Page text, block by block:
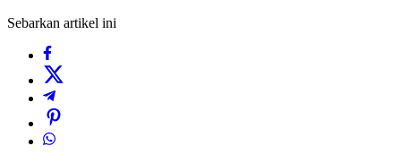
Sebarkan artikel ini